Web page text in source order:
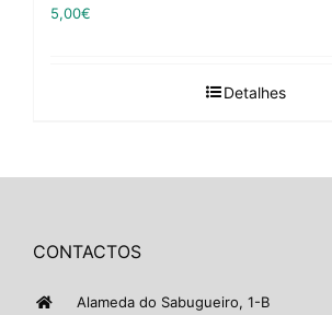
5,00€
Detalhes
CONTACTOS
Alameda do Sabugueiro, 1-B